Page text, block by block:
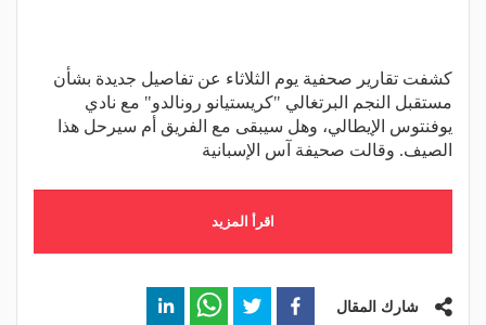
كشفت تقارير صحفية يوم الثلاثاء عن تفاصيل جديدة بشأن
مستقبل النجم البرتغالي "كريستيانو رونالدو" مع نادي
يوفنتوس الإيطالي، وهل سيبقى مع الفريق أم سيرحل هذا
الصيف. وقالت صحيفة آس الإسبانية
اقرأ المزيد
شارك المقال